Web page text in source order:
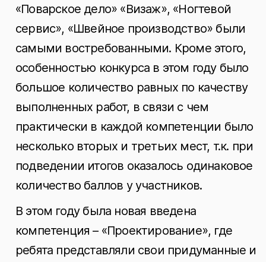
«Поварское дело» «Визаж», «Ногтевой
сервис», «Швейное производство» были
самыми востребованными. Кроме этого,
особенностью конкурса в этом году было
большое количество равных по качеству
выполненных работ, в связи с чем
практически в каждой компетенции было
несколько вторых и третьих мест, т.к. при
подведении итогов оказалось одинаковое
количество баллов у участников.
В этом году была новая введена
компетенция – «Проектирование», где
ребята представляли свои придуманные и